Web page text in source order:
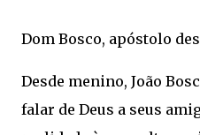
Dom Bosco, apóstolo
Desde menino, João
falar de Deus a seus